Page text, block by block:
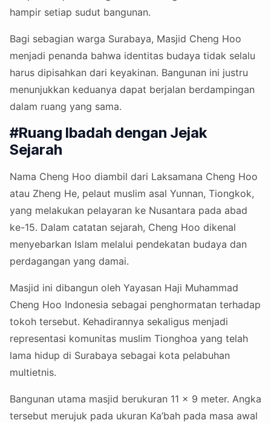
hampir setiap sudut bangunan.
Bagi sebagian warga Surabaya, Masjid Cheng Hoo
menjadi penanda bahwa identitas budaya tidak selalu
harus dipisahkan dari keyakinan. Bangunan ini justru
menunjukkan keduanya dapat berjalan berdampingan
dalam ruang yang sama.
#Ruang Ibadah dengan Jejak
Sejarah
Nama Cheng Hoo diambil dari Laksamana Cheng Hoo
atau Zheng He, pelaut muslim asal Yunnan, Tiongkok,
yang melakukan pelayaran ke Nusantara pada abad
ke-15. Dalam catatan sejarah, Cheng Hoo dikenal
menyebarkan Islam melalui pendekatan budaya dan
perdagangan yang damai.
Masjid ini dibangun oleh Yayasan Haji Muhammad
Cheng Hoo Indonesia sebagai penghormatan terhadap
tokoh tersebut. Kehadirannya sekaligus menjadi
representasi komunitas muslim Tionghoa yang telah
lama hidup di Surabaya sebagai kota pelabuhan
multietnis.
Bangunan utama masjid berukuran 11 x 9 meter. Angka
tersebut merujuk pada ukuran Ka’bah pada masa awal